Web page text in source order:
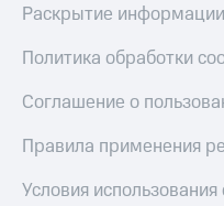
Раскрытие информации
Политика обработки
Соглашение о
Правила применения
Условия использования